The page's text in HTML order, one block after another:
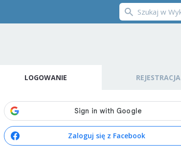
LOGOWANIE REJESTRACJA
Zaloguj się z Facebook